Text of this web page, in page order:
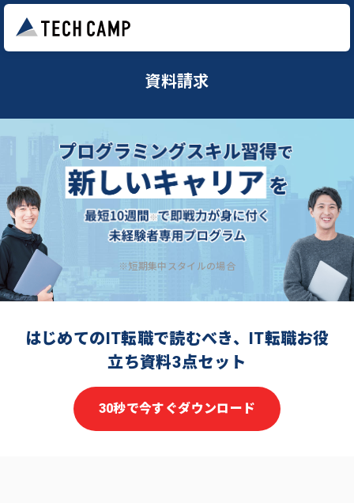
資料請求
※短期集中スタイルの場合
はじめてのIT転職で読むべき、IT転職お役
立ち資料3点セット
30秒で今すぐダウンロード